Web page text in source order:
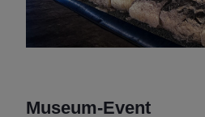
Museum-Event